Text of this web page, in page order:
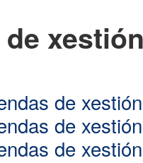
de
de
de